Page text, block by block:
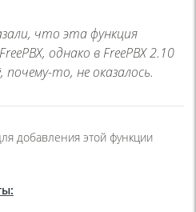
что эта функция
однако в FreePBX 2.10
почему-то, не оказалось.
добавления этой функции